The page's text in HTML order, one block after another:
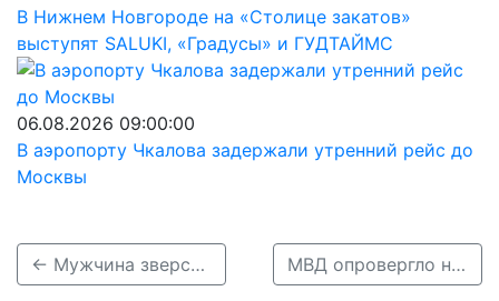
В Нижнем Новгороде на «Столице закатов»
выступят SALUKI, «Градусы» и ГУДТАЙМС
06.08.2026 09:00:00
В аэропорту Чкалова задержали утренний рейс до
Москвы
← Мужчина зверски убил насильника 3-летней дочки в Нижнем Новгороде МВД опровергло нападение тракториста на рабочих в Дзержинске →